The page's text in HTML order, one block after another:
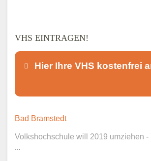
VHS EINTRAGEN!
Hier Ihre VHS kostenfrei
Dieser Teil dient lediglich zur
öffentlich sichtbar.
Bad Bramstedt
Volkshochschule will 2019 umziehen -
...